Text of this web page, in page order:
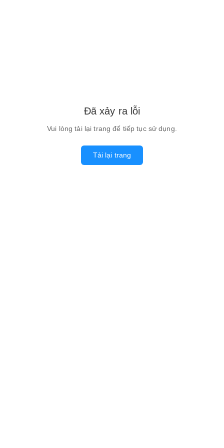
Đã xảy ra lỗi
Vui lòng tải lại trang để tiếp tục sử dụng.
Tải lại trang